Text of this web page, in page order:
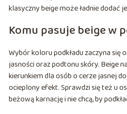
klasyczny beige może ładnie dodać
Komu pasuje beige w
Wybór koloru podkładu zaczyna się
jasności oraz podtonu skóry. Beige
kierunkiem dla osób o cerze jasnej
ocieplony efekt. Sprawdzi się też u
beżową karnację i nie chcą, by